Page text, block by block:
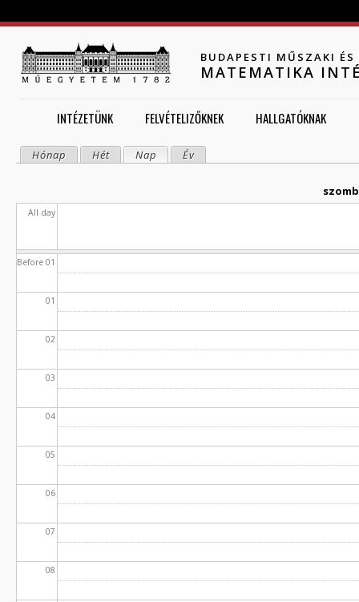
BUDAPESTI MŰSZAKI
MATEMATIKA
INTÉZETÜNK FELVÉTELIZŐKNEK HALLGATÓKNAK
ELSŐDLEGES FÜLEK
Hónap Hét Nap (aktív fül)
Év
All day
Before 01
01
02
03
04
05
06
07
08